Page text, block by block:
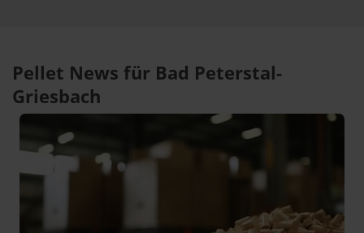
Pellet News für Bad Peterstal-
Griesbach